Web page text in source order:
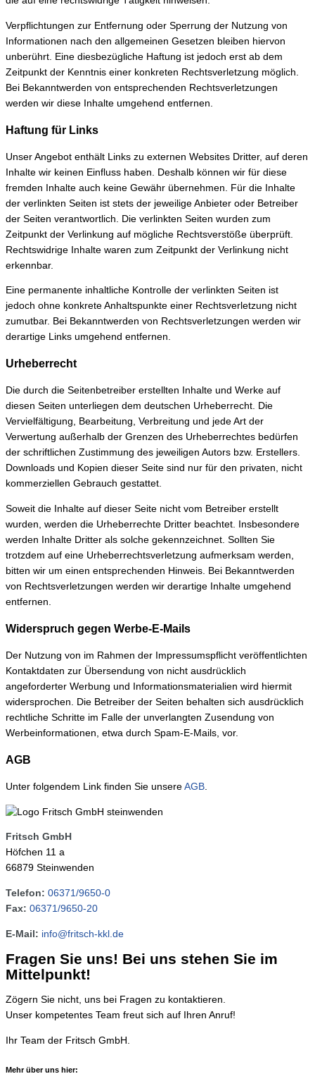
Verpflichtungen zur Entfernung oder Sperrung der Nutzung von
Informationen nach den allgemeinen Gesetzen bleiben hiervon
unberührt. Eine diesbezügliche Haftung ist jedoch erst ab dem
Zeitpunkt der Kenntnis einer konkreten Rechtsverletzung möglich.
Bei Bekanntwerden von entsprechenden Rechtsverletzungen
werden wir diese Inhalte umgehend entfernen.
Haftung für Links
Unser Angebot enthält Links zu externen Websites Dritter, auf deren
Inhalte wir keinen Einfluss haben. Deshalb können wir für diese
fremden Inhalte auch keine Gewähr übernehmen. Für die Inhalte
der verlinkten Seiten ist stets der jeweilige Anbieter oder Betreiber
der Seiten verantwortlich. Die verlinkten Seiten wurden zum
Zeitpunkt der Verlinkung auf mögliche Rechtsverstöße überprüft.
Rechtswidrige Inhalte waren zum Zeitpunkt der Verlinkung nicht
erkennbar.
Eine permanente inhaltliche Kontrolle der verlinkten Seiten ist
jedoch ohne konkrete Anhaltspunkte einer Rechtsverletzung nicht
zumutbar. Bei Bekanntwerden von Rechtsverletzungen werden wir
derartige Links umgehend entfernen.
Urheberrecht
Die durch die Seitenbetreiber erstellten Inhalte und Werke auf
diesen Seiten unterliegen dem deutschen Urheberrecht. Die
Vervielfältigung, Bearbeitung, Verbreitung und jede Art der
Verwertung außerhalb der Grenzen des Urheberrechtes bedürfen
der schriftlichen Zustimmung des jeweiligen Autors bzw. Erstellers.
Downloads und Kopien dieser Seite sind nur für den privaten, nicht
kommerziellen Gebrauch gestattet.
Soweit die Inhalte auf dieser Seite nicht vom Betreiber erstellt
wurden, werden die Urheberrechte Dritter beachtet. Insbesondere
werden Inhalte Dritter als solche gekennzeichnet. Sollten Sie
trotzdem auf eine Urheberrechtsverletzung aufmerksam werden,
bitten wir um einen entsprechenden Hinweis. Bei Bekanntwerden
von Rechtsverletzungen werden wir derartige Inhalte umgehend
entfernen.
Widerspruch gegen Werbe-E-Mails
Der Nutzung von im Rahmen der Impressumspflicht veröffentlichten
Kontaktdaten zur Übersendung von nicht ausdrücklich
angeforderter Werbung und Informationsmaterialien wird hiermit
widersprochen. Die Betreiber der Seiten behalten sich ausdrücklich
rechtliche Schritte im Falle der unverlangten Zusendung von
Werbeinformationen, etwa durch Spam-E-Mails, vor.
AGB
Unter folgendem Link finden Sie unsere AGB.
Fritsch GmbH
Höfchen 11 a
66879 Steinwenden
Telefon: 06371/9650-0
Fax: 06371/9650-20
E-Mail: info@fritsch-kkl.de
Fragen Sie uns! Bei uns stehen Sie im
Mittelpunkt!
Zögern Sie nicht, uns bei Fragen zu kontaktieren.
Unser kompetentes Team freut sich auf Ihren Anruf!
Ihr Team der Fritsch GmbH.
Mehr über uns hier: